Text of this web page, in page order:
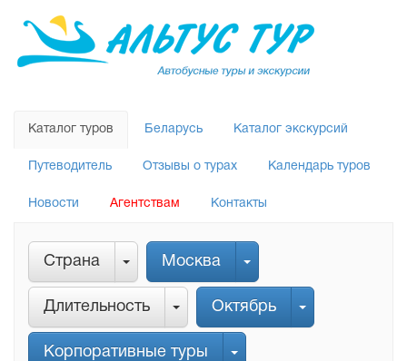
Каталог туров Беларусь Каталог экскурсий
Путеводитель Отзывы о турах Календарь туров
Новости Агентствам Контакты
Страна Москва
Длительность Октябрь
Корпоративные туры